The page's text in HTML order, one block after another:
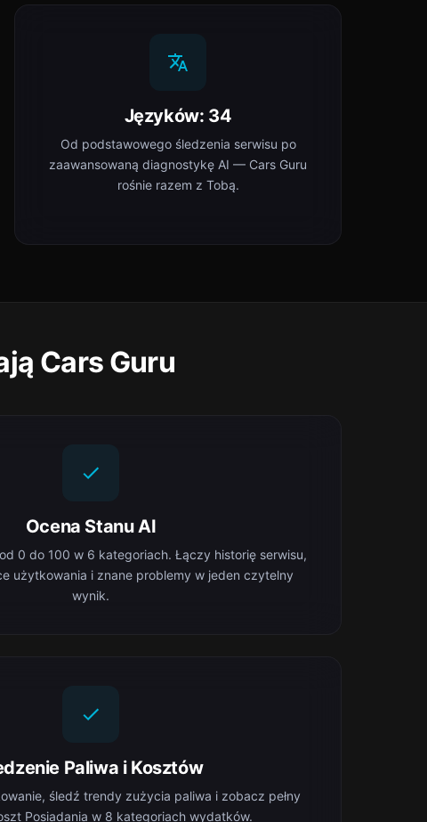
Języków: 34
Od podstawowego śledzenia serwisu po
zaawansowaną diagnostykę AI — Cars Guru
rośnie razem z Tobą.
Cars Guru
Ocena Stanu AI
0 do 100 w 6 kategoriach. Łączy historię serwisu,
użytkowania i znane problemy w jeden czytelny
wynik.
Paliwa i Kosztów
śledź trendy zużycia paliwa i zobacz pełny
Posiadania w 8 kategoriach wydatków.